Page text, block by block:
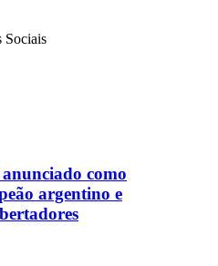
Sociais
como
argentino e